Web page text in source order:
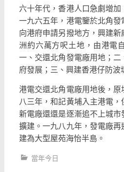
六十年代，香港人口急劇增加
一九六五年，港電鑒於北角發
向港府申請另撥地方，興建新
洲約六萬方呎土地，由港電
一、交還北角發電廠用地；
府發展；三、興建香港仔防波
港電交還北角電廠用地後，
八三年，和記黃埔入主港電，
新電廠還還是逐漸追不上城市
擴建。一九八九年，發電廠
建為大型屋苑海怡半島。
當年今日